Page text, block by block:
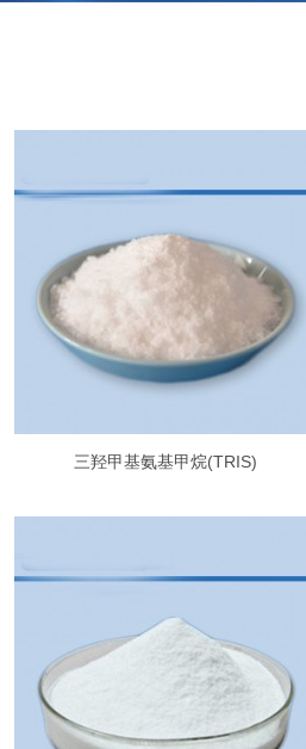
三羟甲基氨基甲烷(TRIS)